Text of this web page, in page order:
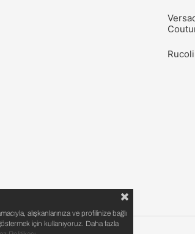
alışkanlarınıza ve profilinize bağlı
için kullanıyoruz. Daha fazla